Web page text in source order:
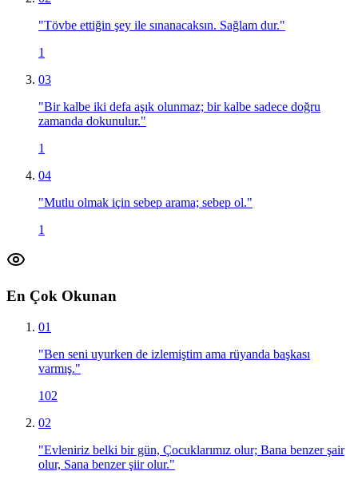
"Tövbe ettiğin şey ile sınanacaksın. Sağlam dur."
1
03
"Bir kalbe iki defa aşık olunmaz; bir kalbe sadece doğru
zamanda dokunulur."
1
04
"Mutlu olmak için sebep arama; sebep ol."
1
En Çok Okunan
01
"Ben seni uyurken de izlemiştim ama rüyanda başkası
varmış."
102
02
"Evleniriz belki bir gün, Çocuklarımız olur; Bana benzer şair
olur, Sana benzer şiir olur."